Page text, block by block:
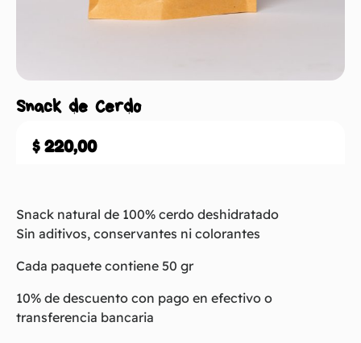
Snack de Cerdo
$ 220,00
Snack natural de 100% cerdo deshidratado
Sin aditivos, conservantes ni colorantes
Cada paquete contiene 50 gr
10% de descuento con pago en efectivo o
transferencia bancaria